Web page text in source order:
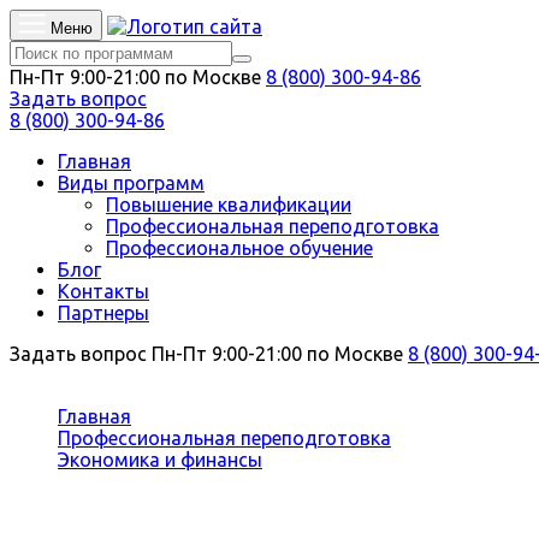
Меню
Пн-Пт 9:00-21:00 по Москве 8 (800) 300-94-86
Задать вопрос
8 (800) 300-94-86
Главная
Виды программ
Повышение квалификации
Профессиональная переподготовка
Профессиональное обучение
Блог
Контакты
Партнеры
Задать вопрос Пн-Пт 9:00-21:00 по Москве 8 (800) 300-
Главная
Профессиональная переподготовка
Экономика и финансы